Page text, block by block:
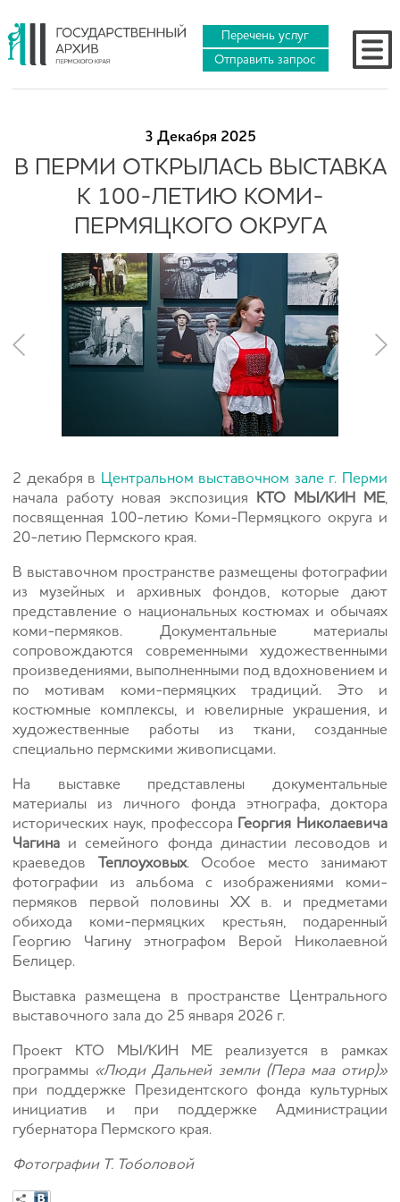
Перечень услуг
Отправить запрос
3 Декабря 2025
В ПЕРМИ ОТКРЫЛАСЬ ВЫСТАВКА
К 100-ЛЕТИЮ КОМИ-
ПЕРМЯЦКОГО ОКРУГА
2 декабря в Центральном выставочном зале г. Перми
начала работу новая экспозиция
КТО МЫ/КИН МЕ,
посвященная 100-летию Коми-Пермяцкого округа и
20-летию Пермского края.
В выставочном пространстве размещены фотографии
из музейных и архивных фондов, которые дают
представление о национальных костюмах и обычаях
коми-пермяков. Документальные материалы
сопровождаются современными художественными
произведениями, выполненными под вдохновением и
по мотивам коми-пермяцких традиций. Это и
костюмные комплексы, и ювелирные украшения, и
художественные работы из ткани, созданные
специально пермскими живописцами.
На выставке представлены документальные
материалы из личного фонда этнографа, доктора
исторических наук, профессора Георгия Николаевича
Чагина и семейного фонда династии лесоводов и
краеведов Теплоуховых. Особое место занимают
фотографии из альбома с изображениями коми-
пермяков первой половины XX в. и предметами
обихода коми-пермяцких крестьян, подаренный
Георгию Чагину этнографом Верой Николаевной
Белицер.
Выставка размещена в пространстве Центрального
выставочного зала до 25 января 2026 г.
Проект КТО МЫ/КИН МЕ реализуется в рамках
программы «Люди Дальней земли (Пера маа отир)»
при поддержке Президентского фонда культурных
инициатив и при поддержке Администрации
губернатора Пермского края.
Фотографии Т. Тоболовой